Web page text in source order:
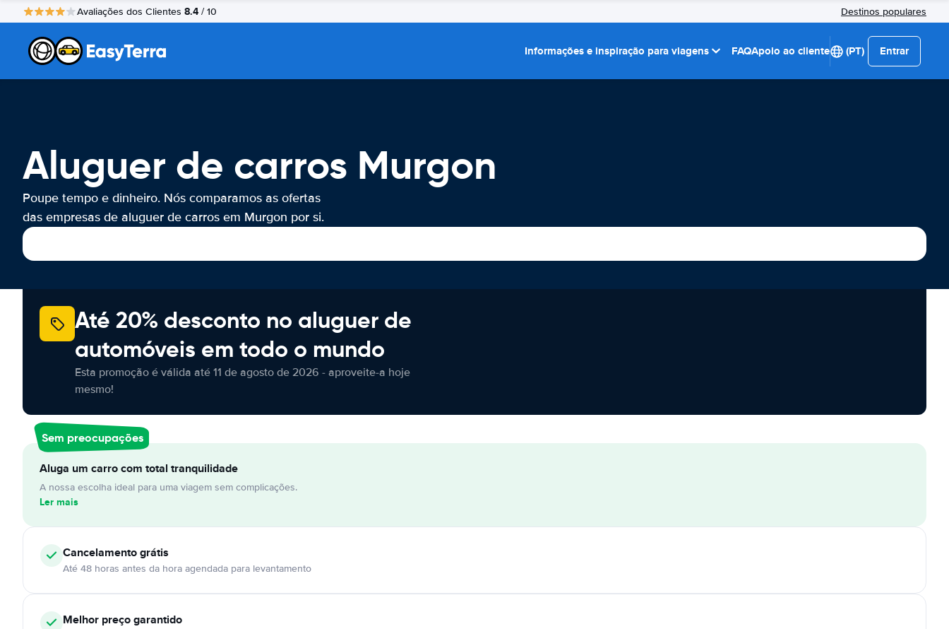
Avaliações dos Clientes 8.4 / 10 Destinos populares
Informações e inspiração para viagens FAQApoio ao cliente (PT) Entrar
Aluguer de carros Murgon
Poupe tempo e dinheiro. Nós comparamos as ofertas
das empresas de aluguer de carros em Murgon por si.
Até 20% desconto no aluguer de
automóveis em todo o mundo
Esta promoção é válida até 11 de agosto de 2026 - aproveite-a hoje
mesmo!
Sem preocupações
Aluga um carro com total tranquilidade
A nossa escolha ideal para uma viagem sem complicações.
Ler mais
Cancelamentográtis
Até 48 horas antes da hora agendada para levantamento
Melhor preço garantido